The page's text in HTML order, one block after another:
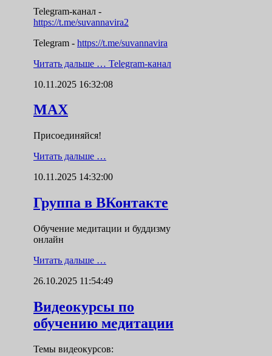
Telegram-канал -
https://t.me/suvannavira2
Telegram - https://t.me/suvannavira
Читать дальше … Telegram-канал
10.11.2025 16:32:08
MAX
Присоединяйся!
Читать дальше …
10.11.2025 14:32:00
Группа в ВКонтакте
Обучение медитации и буддизму
онлайн
Читать дальше …
26.10.2025 11:54:49
Видеокурсы по
обучению медитации
Темы видеокурсов: